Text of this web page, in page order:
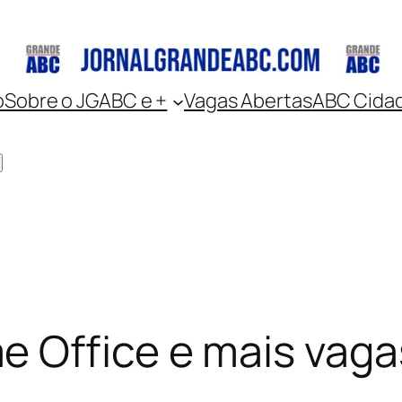
Sobre o JGABC e + Vagas AbertasABC
Office e mais